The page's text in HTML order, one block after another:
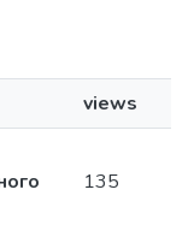
views
135